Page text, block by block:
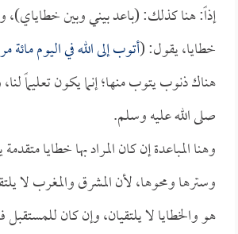
إذاً: هنا كذلك: (باعد بيني وبين خطاياي)،
خطايا، يقول: (أتوب إلى الله في اليوم مائة
هناك ذنوب يتوب منها؛ إنما يكون تعليماً
صلى الله عليه وسلم.
وهنا المباعدة إن كان المراد بها خطايا
وسترها ومحوها، لأن المشرق والمغرب لا
هو والخطايا لا يلتقيان، وإن كان للمستقبل